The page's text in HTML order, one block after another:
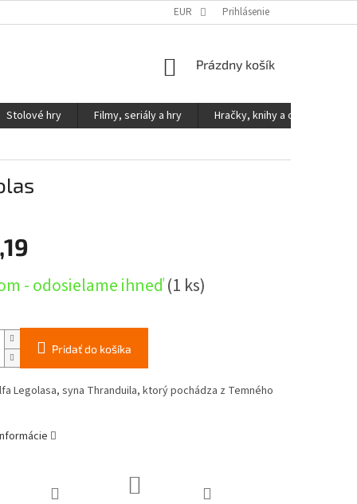
PODMIENKY OCHRANY OSOBNÝCH ÚDAJOV
EUR Prihlásenie
NÁKUPNÝ
Prázdny košík
Stolové hry Filmy, seriály a hry
Hračky, knihy a ostatné
- odosielame ihneď(1 ks)
Pridať do košíka
Legolasa, syna Thranduila, ktorý pochádza z Temného